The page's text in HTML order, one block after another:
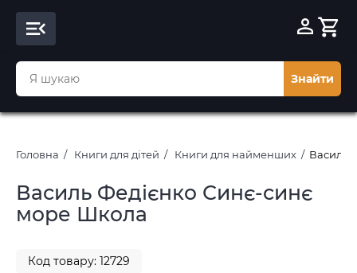
Знайти
Головна Книги для дітей Книги для найменших Василь
Василь Федієнко Синє-синє
море Школа
Код товару: 12729